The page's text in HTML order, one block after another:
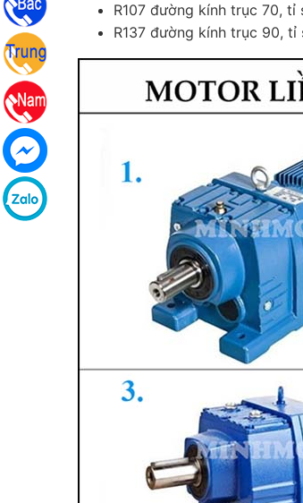
R107 đường kính trục 70,
R137 đường kính trục 90,